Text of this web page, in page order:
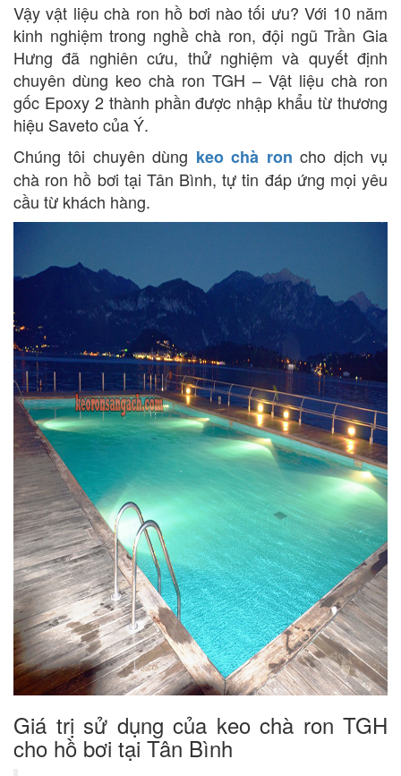
Vậy vật liệu chà ron hồ bơi nào tối ưu? Với 10 năm
kinh nghiệm trong nghề chà ron, đội ngũ Trần Gia
Hưng đã nghiên cứu, thử nghiệm và quyết định
chuyên dùng keo chà ron TGH – Vật liệu chà ron
gốc Epoxy 2 thành phần được nhập khẩu từ thương
hiệu Saveto của Ý.
Chúng tôi chuyên dùng keo chà ron cho dịch vụ
chà ron hồ bơi tại Tân Bình, tự tin đáp ứng mọi yêu
cầu từ khách hàng.
Giá trị sử dụng của keo chà ron TGH
cho hồ bơi tại Tân Bình